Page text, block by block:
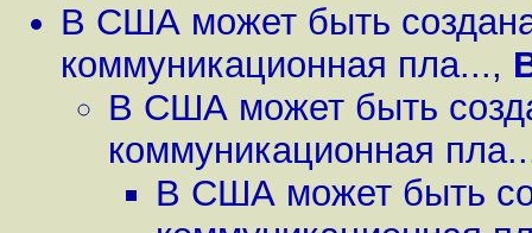
В США может быть
коммуникационная пла...,
В США может быть
коммуникационная
В США может быть